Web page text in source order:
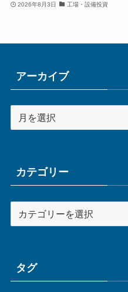
2026年8月3日 工場・設備投資
アーカイブ
ー
ブカテゴリー
ータグ